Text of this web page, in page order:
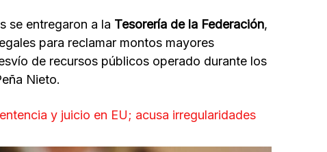
se entregaron a la Tesorería de la Federación,
para reclamar montos mayores
de recursos públicos operado durante los
Nieto.
y juicio en EU; acusa irregularidades